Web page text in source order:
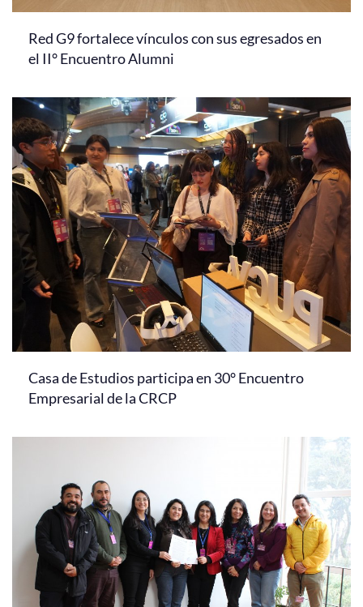
Red G9 fortalece vínculos con sus egresados en
el II° Encuentro Alumni
Casa de Estudios participa en 30° Encuentro
Empresarial de la CRCP